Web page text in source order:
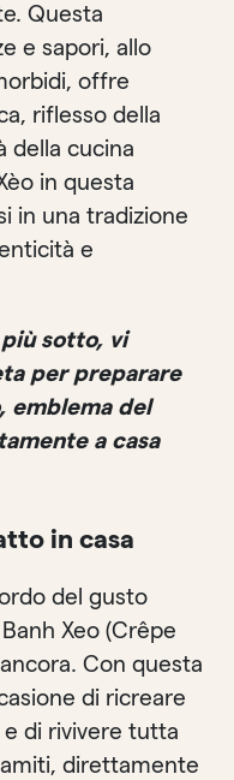
Questa
e sapori, allo
offre
riflesso della
della cucina
in questa
in una tradizione
e
sotto, vi
per preparare
emblema del
a casa
in casa
del gusto
Xeo (Crêpe
Con questa
di ricreare
di rivivere tutta
direttamente